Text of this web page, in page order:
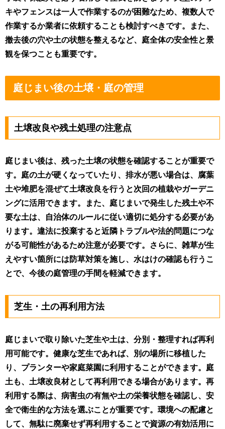
キやフェンスは一人で作業するのが困難なため、複数人で
作業するか業者に依頼することも検討すべきです。また、
撤去後の穴や土の状態を整えるなど、庭全体の安全性と景
観を保つことも重要です。
庭じまい後の土壌・庭の管理
土壌改良や残土処理の注意点
庭じまい後は、残った土壌の状態を確認することが重要で
す。庭の土が硬くなっていたり、排水が悪い場合は、腐葉
土や堆肥を混ぜて土壌改良を行うと次回の植栽やガーデニ
ングに活用できます。また、庭じまいで発生した残土や不
要な土は、自治体のルールに従い適切に処分する必要があ
ります。違法に投棄すると近隣トラブルや法的問題につな
がる可能性があるため注意が必要です。さらに、雑草が生
えやすい箇所には防草対策を施し、水はけの確認も行うこ
とで、今後の庭管理の手間を軽減できます。
芝生・土の再利用方法
庭じまいで取り除いた芝生や土は、分別・整理すれば再利
用可能です。健康な芝生であれば、別の場所に移植した
り、プランターや家庭菜園に利用することができます。庭
土も、土壌改良材として再利用できる場合があります。再
利用する際は、病害虫の有無や土の栄養状態を確認し、安
全で衛生的な方法を選ぶことが重要です。環境への配慮と
して、無駄に廃棄せず再利用することで資源の有効活用に